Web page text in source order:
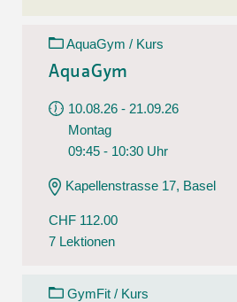
AquaGym / Kurs
AquaGym
10.08.26 - 21.09.26
Montag
09:45 - 10:30 Uhr
Kapellenstrasse 17, Basel
CHF 112.00
7 Lektionen
GymFit / Kurs